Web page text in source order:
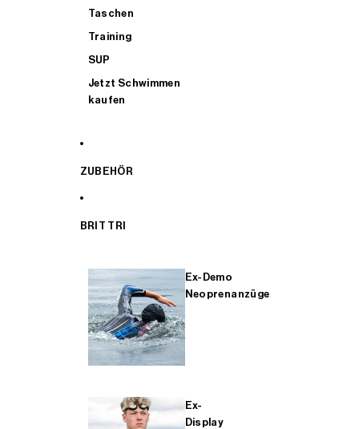
Taschen
Training
SUP
Jetzt Schwimmen
kaufen
ZUBEHÖR
BRIT TRI
Ex-Demo
Neoprenanzüge
Ex-
Display